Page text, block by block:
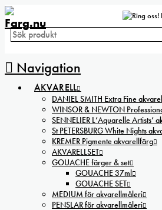
Navigation
AKVARELL
DANIEL SMITH Extra Fine
WINSOR & NEWTON
SENNELIER L’Aquarelle Artists’
St PETERSBURG White Nights
KREMER Pigmente akvarellfärg
AKVARELLSET
GOUACHE färger & set
GOUACHE 37ml
GOUACHE SET
MEDIUM för akvarellmåleri
PENSLAR för akvarellmåleri